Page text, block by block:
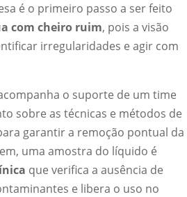
é o primeiro passo a ser feito
com cheiro ruim, pois a visão
irregularidades e agir com
o suporte de um time
sobre as técnicas e métodos de
garantir a remoção pontual da
uma amostra do líquido é
que verifica a ausência de
e libera o uso no